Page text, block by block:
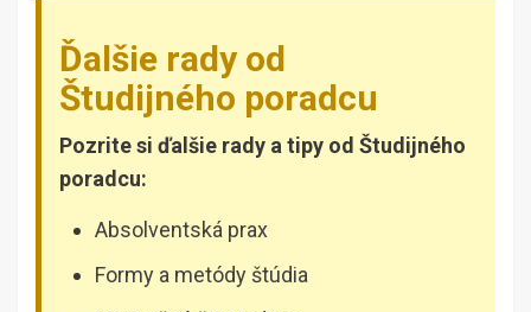
Ďalšie rady od
Študijného poradcu
Pozrite si ďalšie rady a tipy od Študijného
poradcu:
Absolventská prax
Formy a metódy štúdia